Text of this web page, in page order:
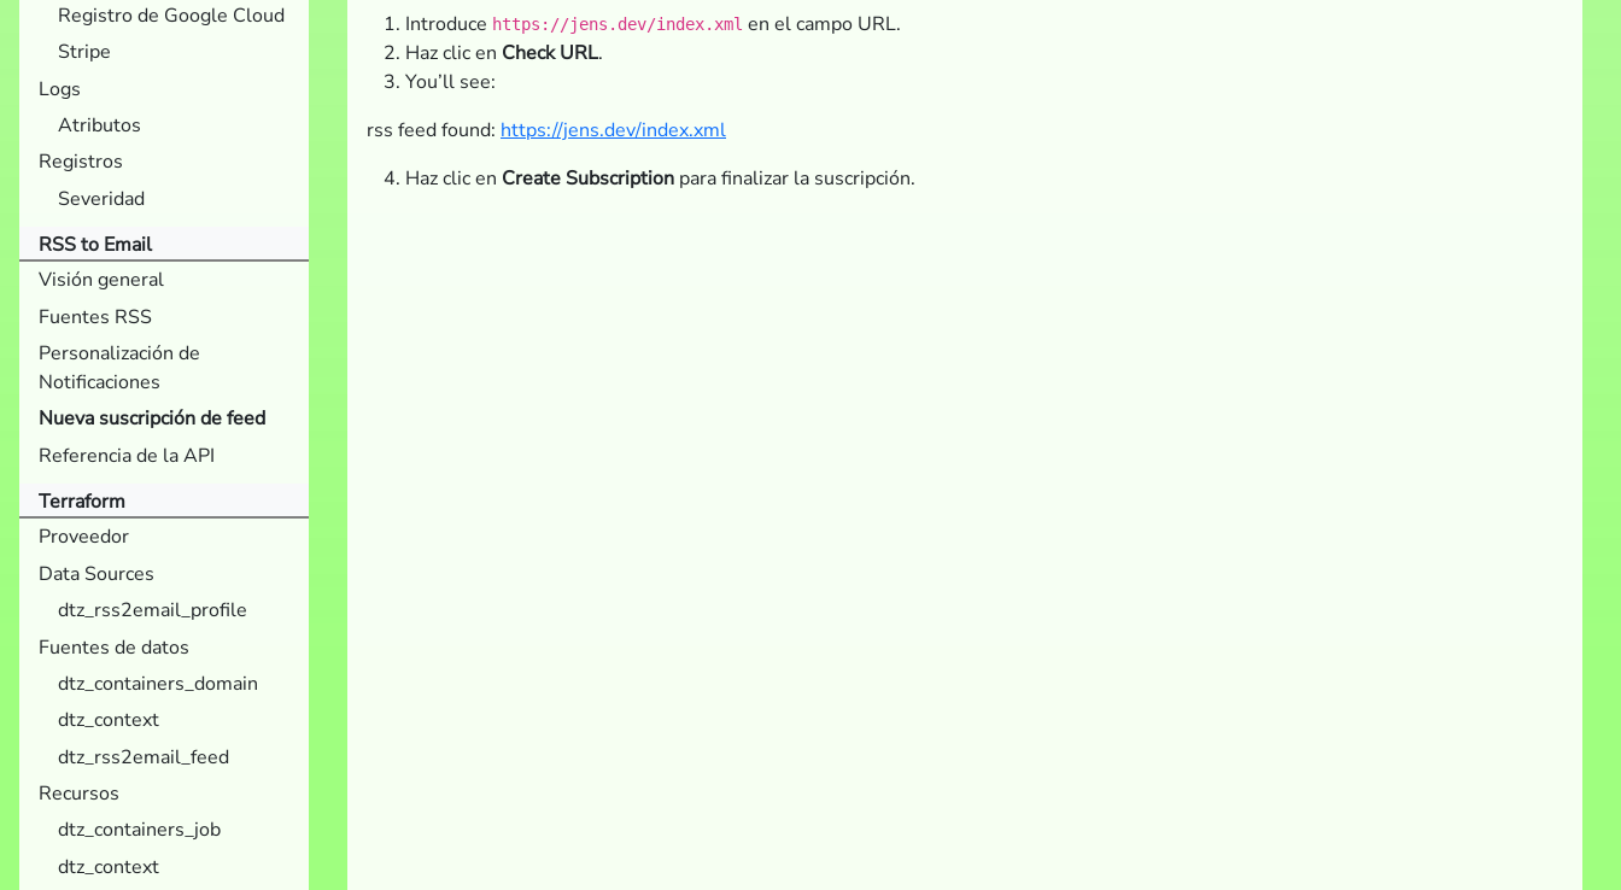
Registro de Google Cloud
Stripe
Logs
Atributos
Registros
Severidad
RSS to Email
Visión general
Fuentes RSS
Personalización de
Notificaciones
Nueva suscripción de feed
Referencia de la API
Terraform
Proveedor
Data Sources
dtz_rss2email_profile
Fuentes de datos
dtz_containers_domain
dtz_context
dtz_rss2email_feed
Recursos
dtz_containers_job
dtz_context
Introduce https://jens.dev/index.xml en el campo URL.
Haz clic en Check URL.
You’ll see:
rss feed found: https://jens.dev/index.xml
Haz clic en Create Subscription para finalizar la suscripción.